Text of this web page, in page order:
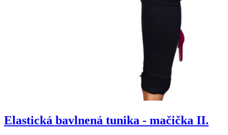
Elastická bavlnená tunika - mačička II.